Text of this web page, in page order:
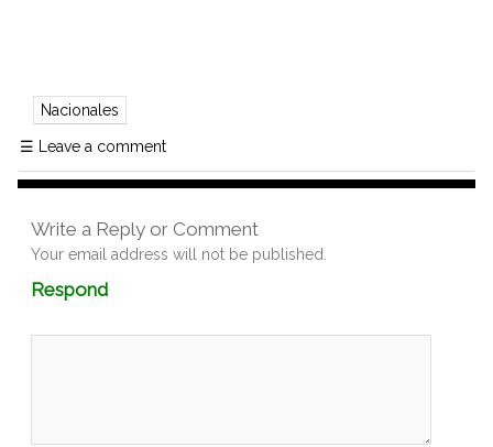
Nacionales
☰ Leave a comment
Write a Reply or Comment
Your email address will not be published.
RespondComment
box